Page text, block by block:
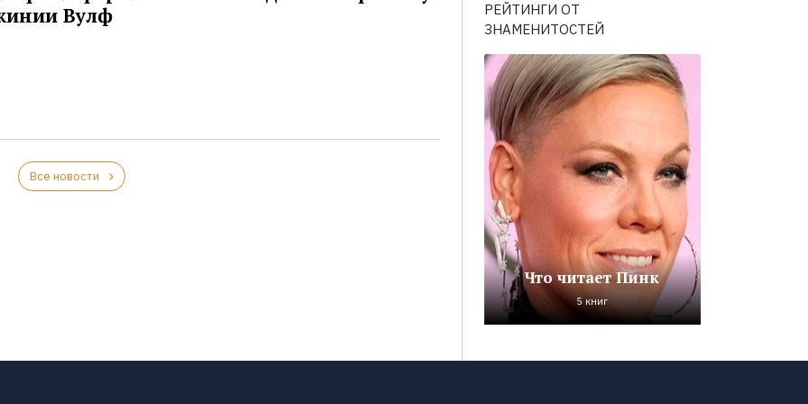
Вулф
Все новости
РЕЙТИНГИ ОТ
ЗНАМЕНИТОСТЕЙ
Что читает Пинк
5 книг